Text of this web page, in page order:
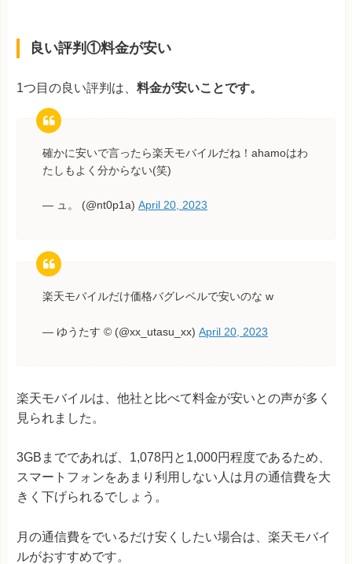
良い評判①料金が安い
1つ目の良い評判は、 料金が安いことです。
確かに安いで言ったら楽天モバイルだね！ahamoはわ
たしもよく分からない(笑)
— ュ。 (@nt0p1a) April 20, 2023
楽天モバイルだけ価格バグレベルで安いのな w
— ゆうたす ©️ (@xx_utasu_xx) April 20, 2023
楽天モバイルは、他社と比べて料金が安いとの声が多く
見られました。
3GBまでであれば、1,078円と1,000円程度であるため、
スマートフォンをあまり利用しない人は月の通信費を大
きく下げられるでしょう。
月の通信費をでいるだけ安くしたい場合は、楽天モバイ
ルがおすすめです。